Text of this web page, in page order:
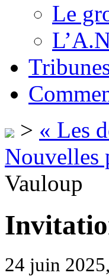
Le
> « Les
Nouvelles
Vauloup
24 juin